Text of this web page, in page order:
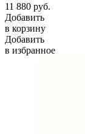
11 880 руб.
Добавить
в корзину
Добавить
в избранное